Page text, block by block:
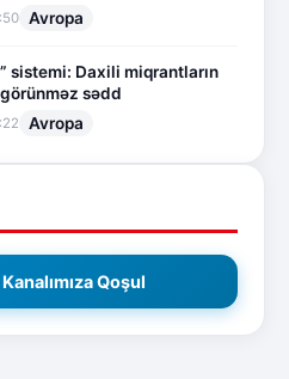
Avropa
sistemi: Daxili miqrantların
görünməz sədd
Avropa
Qoşul